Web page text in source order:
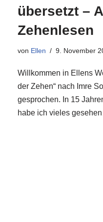
übersetzt –
Zehenlesen
von Ellen 9. November
Willkommen in Ellens
der Zehen“ nach Imre
gesprochen. In 15
habe ich vieles